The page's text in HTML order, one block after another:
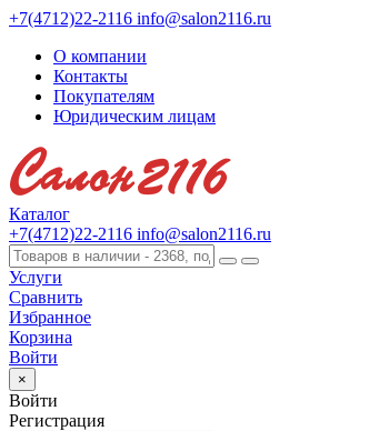
+7(4712)22-2116 info@salon2116.ru
О компании
Контакты
Покупателям
Юридическим лицам
Каталог
+7(4712)22-2116 info@salon2116.ru
Услуги
Сравнить
Избранное
Корзина
Войти
×
Войти
Регистрация